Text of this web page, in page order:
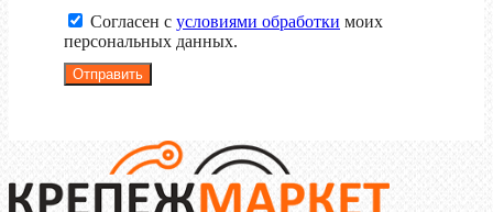
Согласен с условиями обработки моих
персональных данных.
Отправить